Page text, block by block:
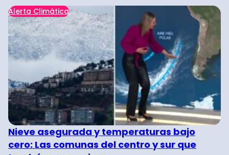
Alerta Climática
Nieve asegurada y temperaturas bajo
cero: Las comunas del centro y sur que